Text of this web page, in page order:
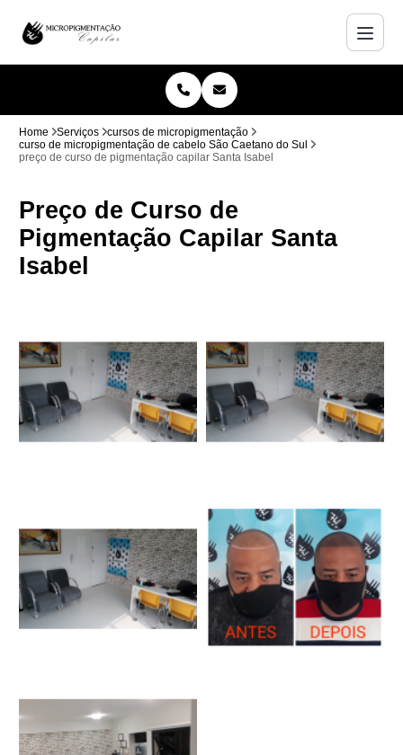
Home Serviços
cursos de micropigmentação
curso de micropigmentação de cabelo São Caetano do Sul
preço de curso de pigmentação capilar Santa Isabel
Preço de Curso de
Pigmentação Capilar Santa
Isabel